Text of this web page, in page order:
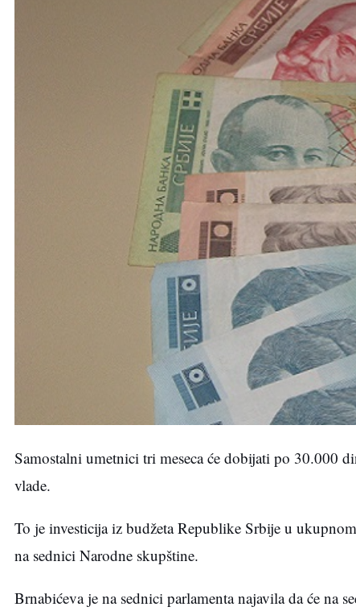
Samostalni umetnici tri meseca će dobijati po 30.000
vlade.
To je investicija iz budžeta Republike Srbije u
na sednici Narodne skupštine.
Brnabićeva je na sednici parlamenta najavila da će na